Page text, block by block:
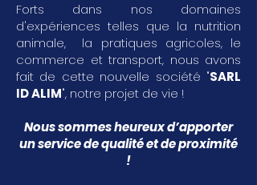
Forts dans nos domaines
d'expériences telles que la nutrition
animale, la pratiques agricoles, le
commerce et transport, nous avons
fait de cette nouvelle société "SARL
ID ALIM", notre projet de vie !
Nous sommes heureux d’apporter
un service de qualité et de proximité
!